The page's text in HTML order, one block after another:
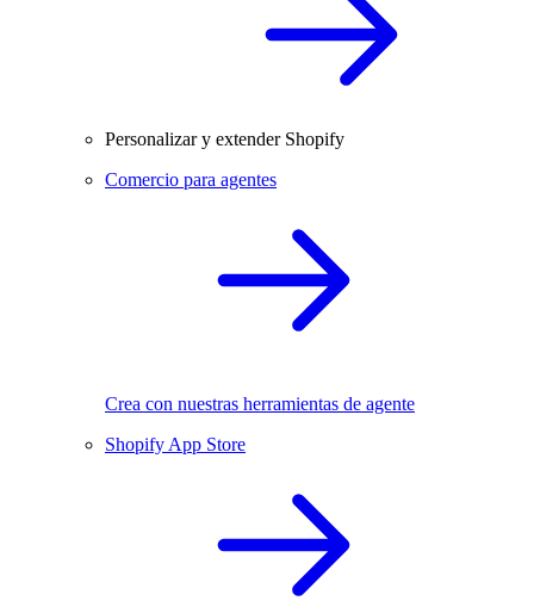
Personalizar y extender Shopify
Comercio para agentes
Crea con nuestras herramientas de agente
Shopify App Store